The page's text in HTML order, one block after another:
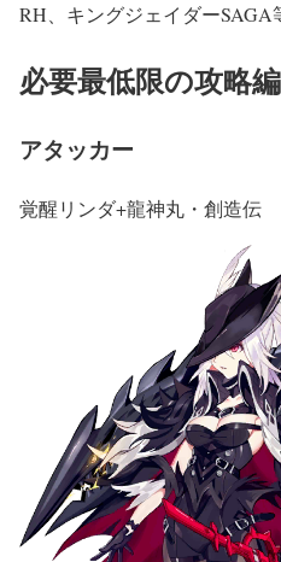
RH、キングジェイダーSAGA
必要最低限の攻略
アタッカー
覚醒リンダ+龍神丸・創造伝